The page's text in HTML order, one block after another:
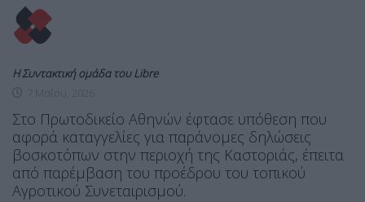
Η Συντακτική ομάδα του Libre
Στο Πρωτοδικείο Αθηνών έφτασε υπόθεση που
αφορά καταγγελίες για παράνομες δηλώσεις
βοσκοτόπων στην περιοχή της Καστοριάς, έπειτα
από παρέμβαση του προέδρου του τοπικού
Αγροτικού Συνεταιρισμού.